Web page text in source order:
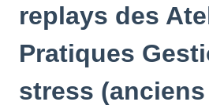
replays des
Pratiques
stress (anciens